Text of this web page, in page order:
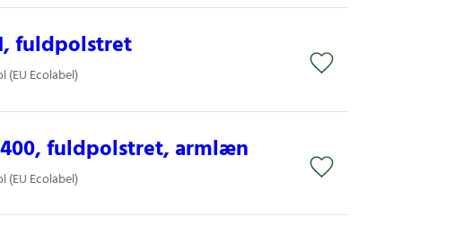
fuldpolstret
(EU Ecolabel)
fuldpolstret, armlæn
(EU Ecolabel)